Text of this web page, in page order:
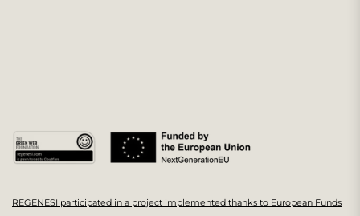
REGENESI participated in a project implemented thanks to European Funds